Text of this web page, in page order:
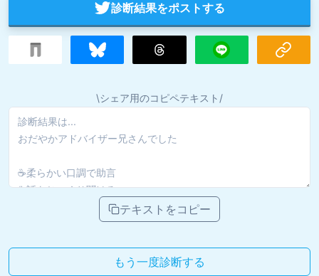
診断結果をポストする
\シェア用のコピペテキスト/
テキストをコピー
もう一度診断する